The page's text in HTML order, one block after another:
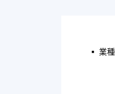
▪︎ 業種